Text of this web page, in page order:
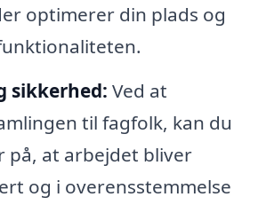
optimerer din plads og
sikkerhed: Ved at
til fagfolk, kan du
på, at arbejdet bliver
og i overensstemmelse